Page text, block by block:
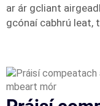
ar ár gcliant
gcónaí cabhrú leat,